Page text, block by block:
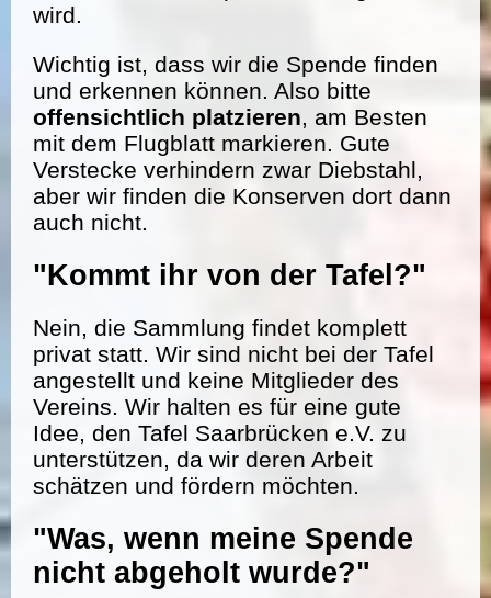
wird.
Wichtig ist, dass wir die Spende finden
und erkennen können. Also bitte
offensichtlich platzieren, am Besten
mit dem Flugblatt markieren. Gute
Verstecke verhindern zwar Diebstahl,
aber wir finden die Konserven dort dann
auch nicht.
"Kommt ihr von der Tafel?"
Nein, die Sammlung findet komplett
privat statt. Wir sind nicht bei der Tafel
angestellt und keine Mitglieder des
Vereins. Wir halten es für eine gute
Idee, den Tafel Saarbrücken e.V. zu
unterstützen, da wir deren Arbeit
schätzen und fördern möchten.
"Was, wenn meine Spende
nicht abgeholt wurde?"